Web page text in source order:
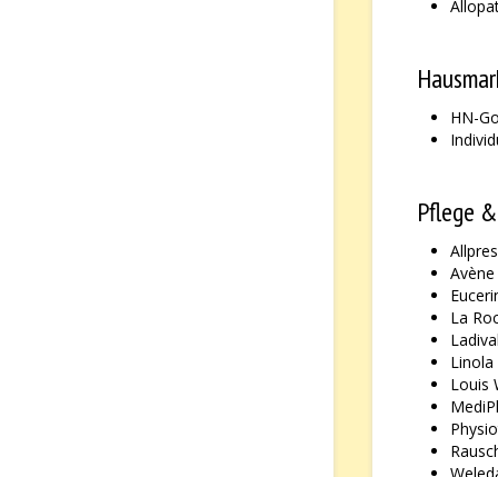
HN-
Pflege
Avène
La
Linola
Louis